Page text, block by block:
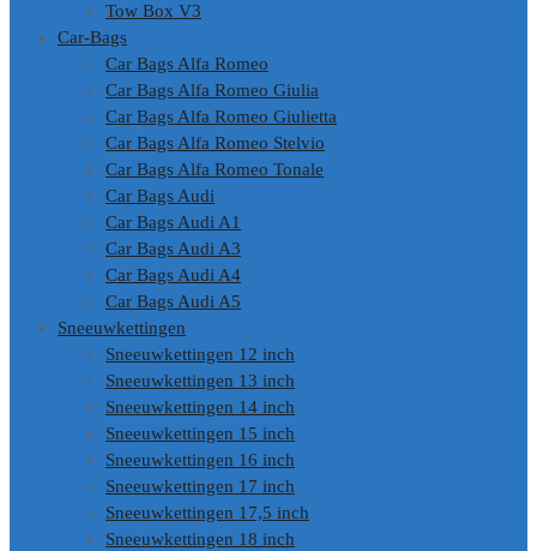
Tow Box V3
Car-Bags
Car Bags Alfa Romeo
Car Bags Alfa Romeo Giulia
Car Bags Alfa Romeo Giulietta
Car Bags Alfa Romeo Stelvio
Car Bags Alfa Romeo Tonale
Car Bags Audi
Car Bags Audi A1
Car Bags Audi A3
Car Bags Audi A4
Car Bags Audi A5
Sneeuwkettingen
Sneeuwkettingen 12 inch
Sneeuwkettingen 13 inch
Sneeuwkettingen 14 inch
Sneeuwkettingen 15 inch
Sneeuwkettingen 16 inch
Sneeuwkettingen 17 inch
Sneeuwkettingen 17,5 inch
Sneeuwkettingen 18 inch